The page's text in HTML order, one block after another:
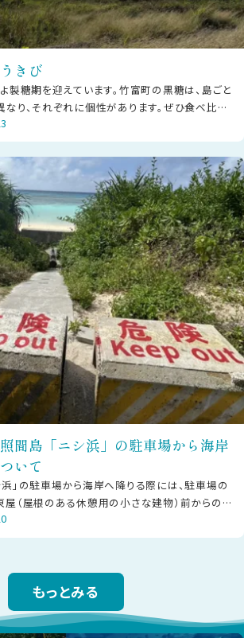
きび
製糖期を迎えています。竹富町の黒糖は、島ごと
り、それぞれに個性があります。ぜひ食べ比べ
糖を見つ
間島「ニシ浜」の駐車場から海岸
いて
」の駐車場から海岸へ降りる際には、駐車場の
（屋根のある休憩用の小さな建物）前からのル
ご利用くだ
もっとみる